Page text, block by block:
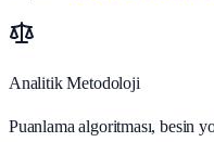
Analitik Metodoloji
Puanlama algoritması, besin